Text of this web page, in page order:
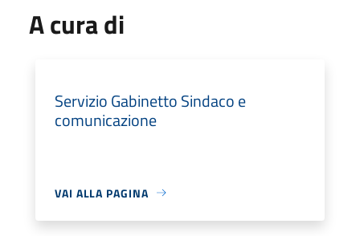
A cura di
Servizio Gabinetto Sindaco e
comunicazione
VAI ALLA PAGINA